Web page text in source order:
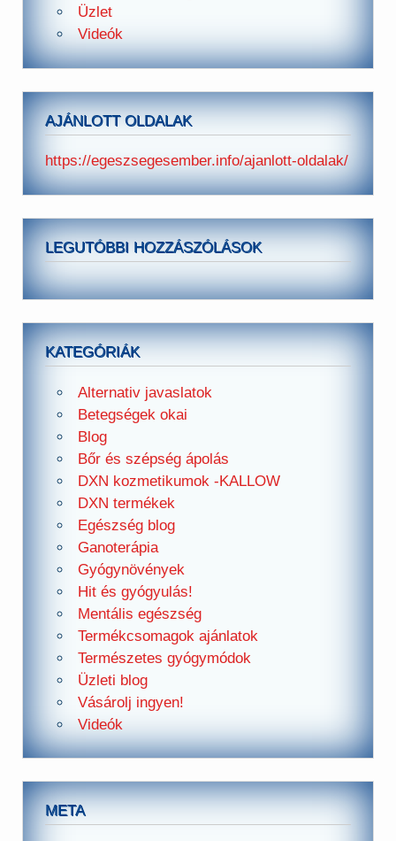
Üzlet
Videók
AJÁNLOTT OLDALAK
https://egeszsegesember.info/ajanlott-oldalak/
LEGUTÓBBI HOZZÁSZÓLÁSOK
KATEGÓRIÁK
Alternativ javaslatok
Betegségek okai
Blog
Bőr és szépség ápolás
DXN kozmetikumok -KALLOW
DXN termékek
Egészség blog
Ganoterápia
Gyógynövények
Hit és gyógyulás!
Mentális egészség
Termékcsomagok ajánlatok
Természetes gyógymódok
Üzleti blog
Vásárolj ingyen!
Videók
META